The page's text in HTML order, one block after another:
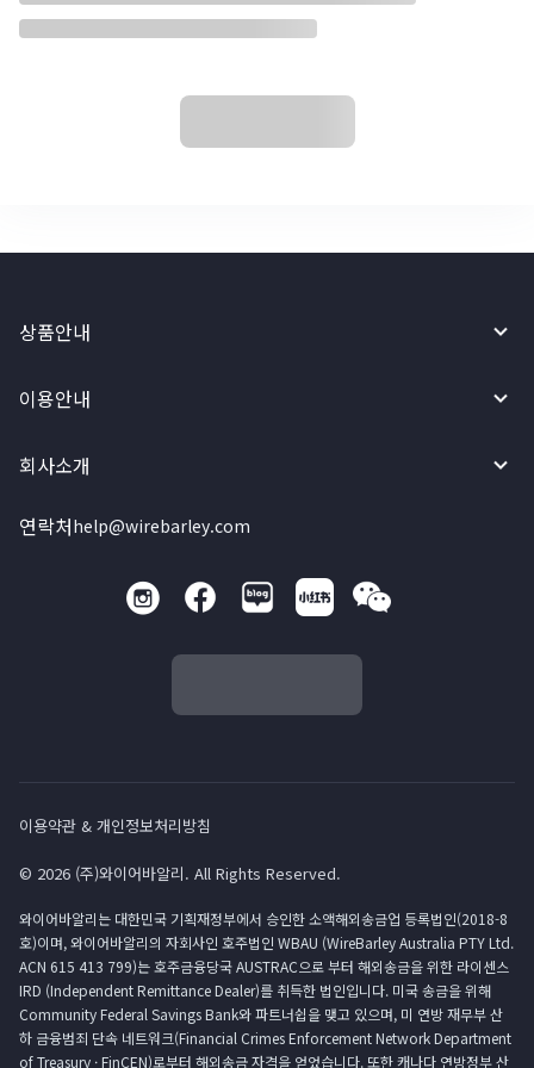
상품안내
이용안내
회사소개
연락처help@wirebarley.com
이용약관 & 개인정보처리방침
© 2026 (주)와이어바알리. All Rights Reserved.
와이어바알리는 대한민국 기획재정부에서 승인한 소액해외송금업 등록법인(2018-8
호)이며, 와이어바알리의 자회사인 호주법인 WBAU (WireBarley Australia PTY Ltd.
ACN 615 413 799)는 호주금융당국 AUSTRAC으로 부터 해외송금을 위한 라이센스
IRD (Independent Remittance Dealer)를 취득한 법인입니다. 미국 송금을 위해
Community Federal Savings Bank와 파트너쉽을 맺고 있으며, 미 연방 재무부 산
하 금융범죄 단속 네트워크(Financial Crimes Enforcement Network Department
of Treasury · FinCEN)로부터 해외송금 자격을 얻었습니다. 또한 캐나다 연방정부 산